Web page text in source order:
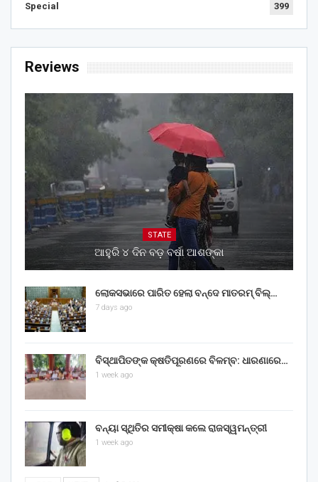
Special 399
Reviews
STATE
ଆହୁରି ୪ ଦିନ ବଡ଼ ବର୍ଷା ଆଶଙ୍କା
ଲୋକସଭାରେ ପାରିତ ହେଲା ବନ୍ଦେ ମାତରମ୍‌ ବିଲ୍‌…
7 days ago
ବିସ୍ଥାପିତଙ୍କ କ୍ଷତିପୂରଣରେ ବିଳମ୍ବ: ଧାରଣାରେ…
1 week ago
ବନ୍ୟା ସ୍ଥିତିର ସମୀକ୍ଷା କଲେ ରାଜସ୍ୱମନ୍ତ୍ରୀ
1 week ago